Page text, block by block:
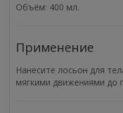
Объём: 400 мл.
Применение
Нанесите лосьон для
мягкими движениями до